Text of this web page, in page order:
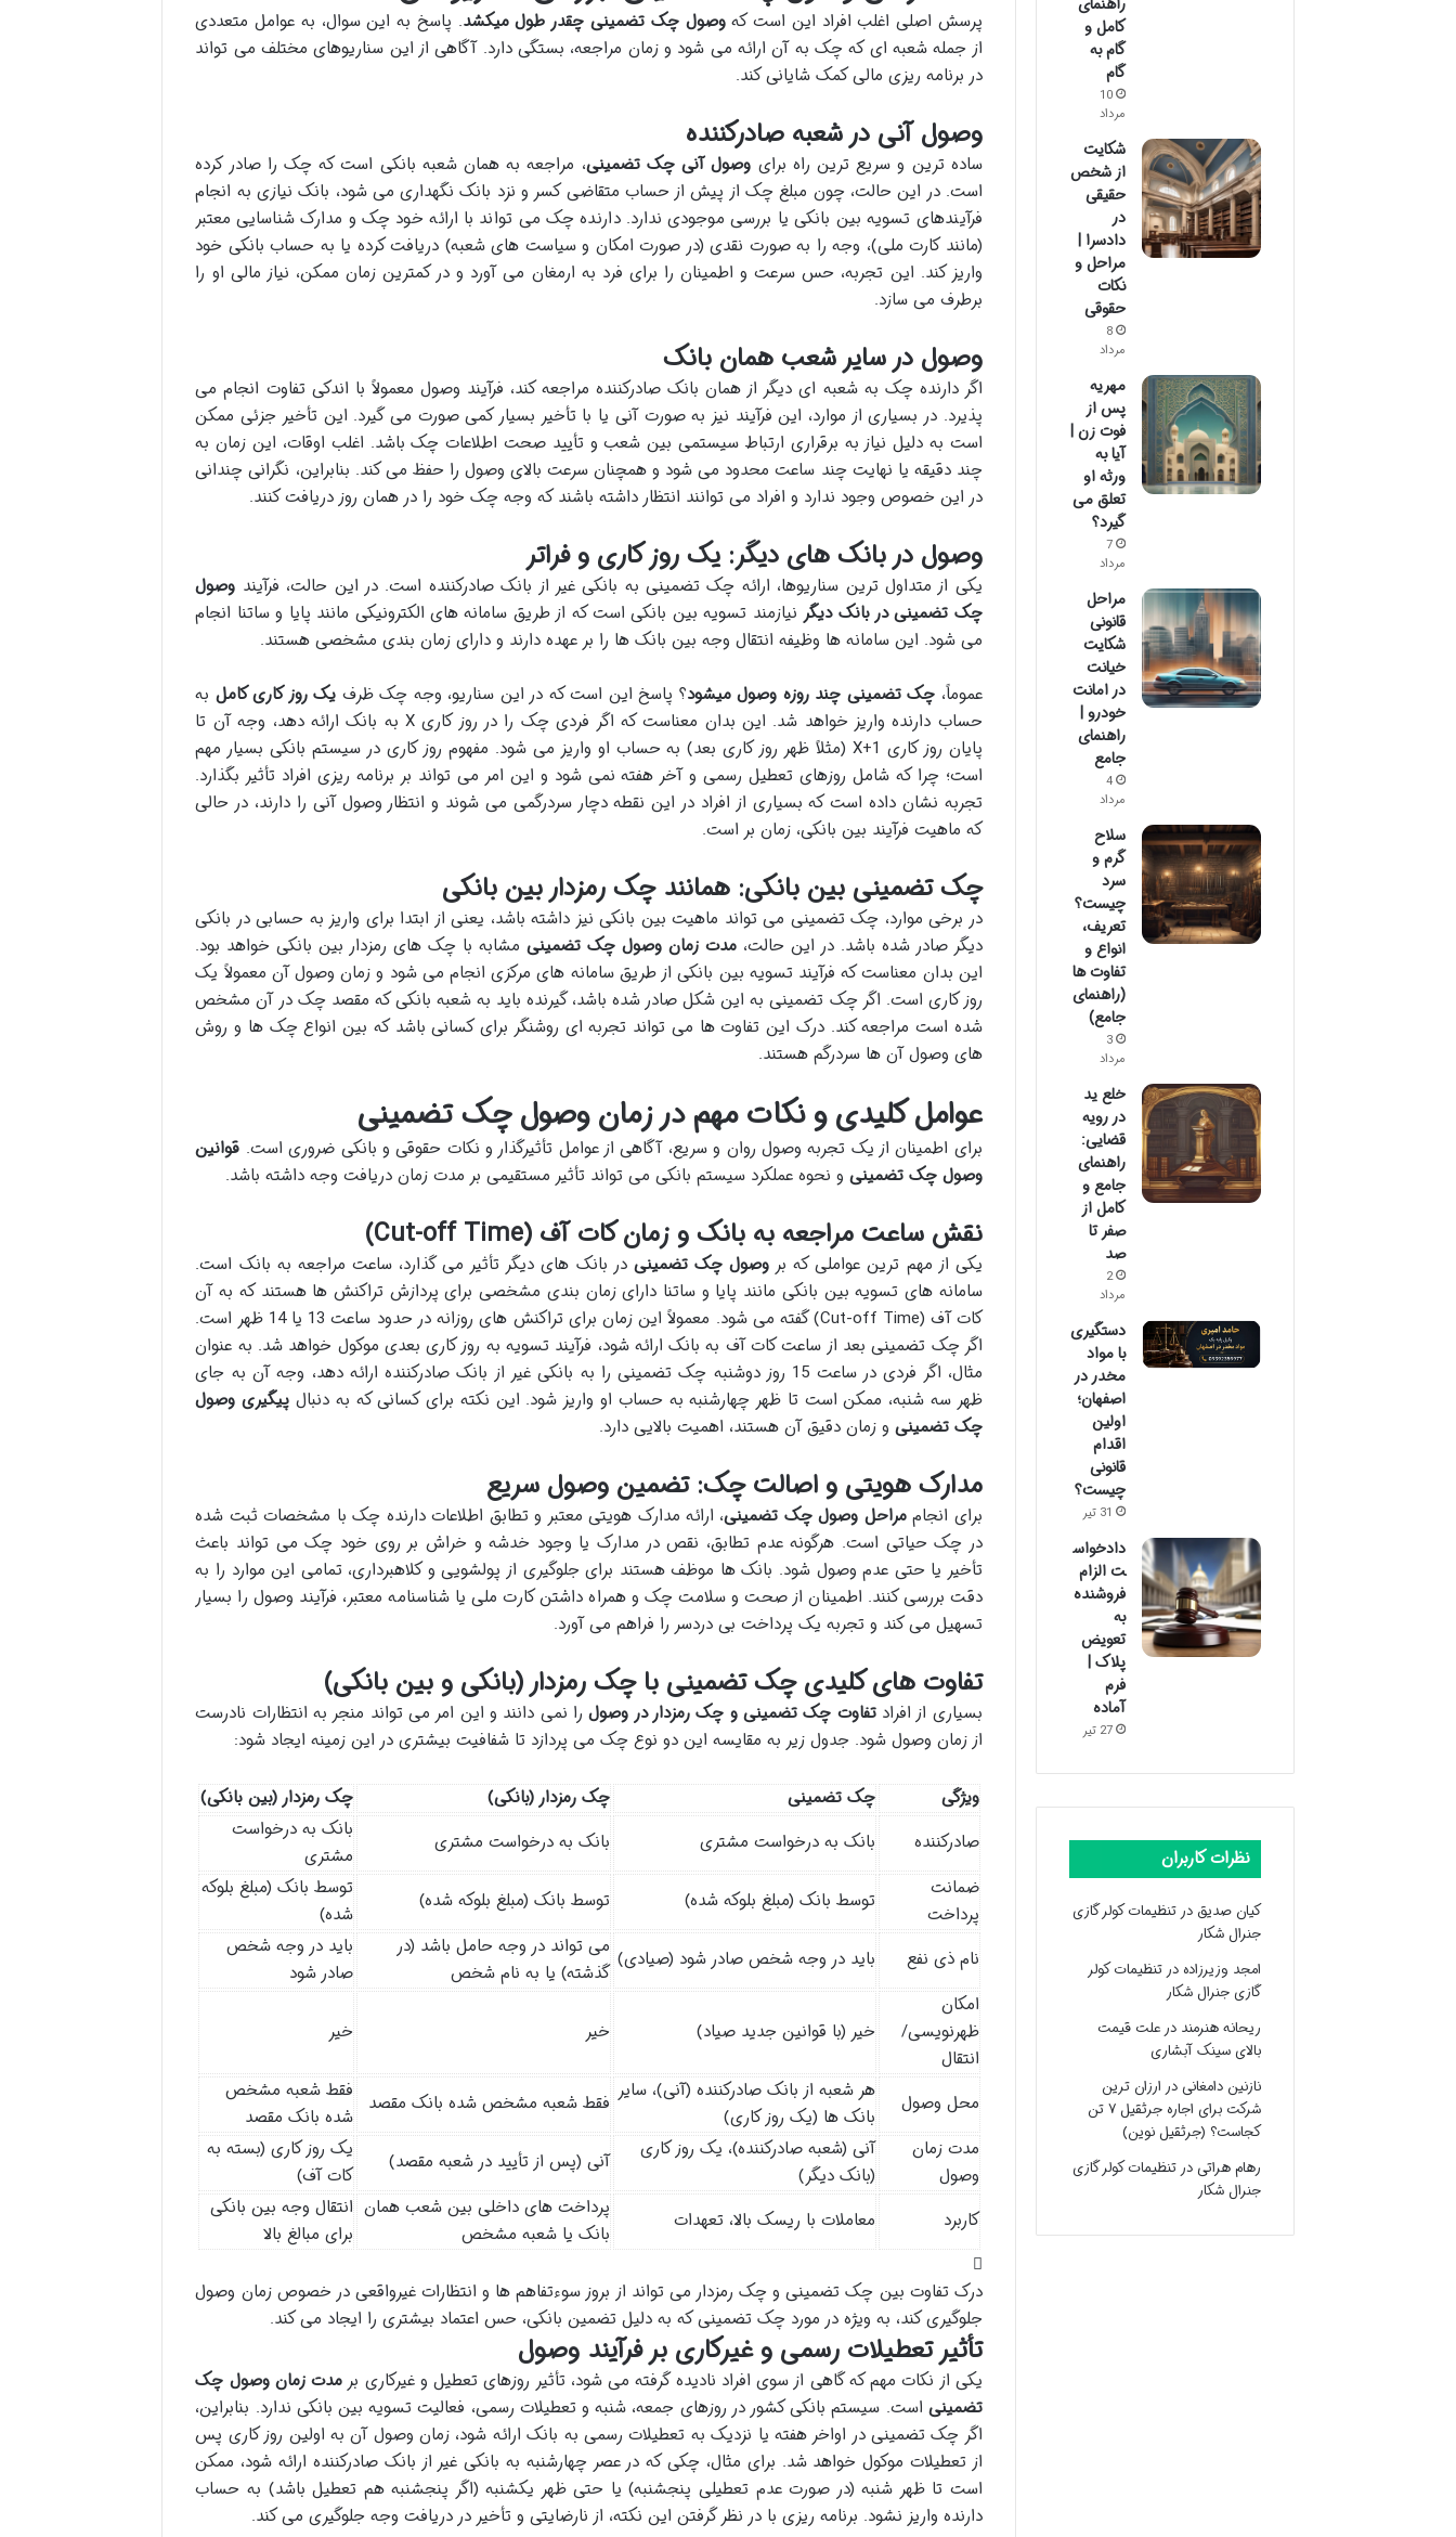
پرسش اصلی اغلب افراد این است کهوصول چک تضمینی چقدر طول میکشد. پاسخ به این سوال، به عوامل متعددی
از جمله شعبه ای که چک به آن ارائه می شود و زمان مراجعه، بستگی دارد. آگاهی از این سناریوهای مختلف می تواند
در برنامه ریزی مالی کمک شایانی کند.
وصول آنی در شعبه صادرکننده
ساده ترین و سریع ترین راه برای وصول آنی چک تضمینی، مراجعه به همان شعبه بانکی است که چک را صادر کرده
است. در این حالت، چون مبلغ چک از پیش از حساب متقاضی کسر و نزد بانک نگهداری می شود، بانک نیازی به انجام
فرآیندهای تسویه بین بانکی یا بررسی موجودی ندارد. دارنده چک می تواند با ارائه خود چک و مدارک شناسایی معتبر
(مانند کارت ملی)، وجه را به صورت نقدی (در صورت امکان و سیاست های شعبه) دریافت کرده یا به حساب بانکی خود
واریز کند. این تجربه، حس سرعت و اطمینان را برای فرد به ارمغان می آورد و در کمترین زمان ممکن، نیاز مالی او را
برطرف می سازد.
وصول در سایر شعب همان بانک
اگر دارنده چک به شعبه ای دیگر از همان بانک صادرکننده مراجعه کند، فرآیند وصول معمولاً با اندکی تفاوت انجام می
پذیرد. در بسیاری از موارد، این فرآیند نیز به صورت آنی یا با تأخیر بسیار کمی صورت می گیرد. این تأخیر جزئی ممکن
است به دلیل نیاز به برقراری ارتباط سیستمی بین شعب و تأیید صحت اطلاعات چک باشد. اغلب اوقات، این زمان به
چند دقیقه یا نهایت چند ساعت محدود می شود و همچنان سرعت بالای وصول را حفظ می کند. بنابراین، نگرانی چندانی
در این خصوص وجود ندارد و افراد می توانند انتظار داشته باشند که وجه چک خود را در همان روز دریافت کنند.
وصول در بانک های دیگر: یک روز کاری و فراتر
یکی از متداول ترین سناریوها، ارائه چک تضمینی به بانکی غیر از بانک صادرکننده است. در این حالت، فرآیند وصول
چک تضمینی در بانک دیگر نیازمند تسویه بین بانکی است که از طریق سامانه های الکترونیکی مانند پایا و ساتنا انجام
می شود. این سامانه ها وظیفه انتقال وجه بین بانک ها را بر عهده دارند و دارای زمان بندی مشخصی هستند.
عموماً، چک تضمینی چند روزه وصول میشود؟ پاسخ این است که در این سناریو، وجه چک ظرف یک روز کاری کامل به
حساب دارنده واریز خواهد شد. این بدان معناست که اگر فردی چک را در روز کاری X به بانک ارائه دهد، وجه آن تا
پایان روز کاری X+1 (مثلاً ظهر روز کاری بعد) به حساب او واریز می شود. مفهوم روز کاری در سیستم بانکی بسیار مهم
است؛ چرا که شامل روزهای تعطیل رسمی و آخر هفته نمی شود و این امر می تواند بر برنامه ریزی افراد تأثیر بگذارد.
تجربه نشان داده است که بسیاری از افراد در این نقطه دچار سردرگمی می شوند و انتظار وصول آنی را دارند، در حالی
که ماهیت فرآیند بین بانکی، زمان بر است.
چک تضمینی بین بانکی: همانند چک رمزدار بین بانکی
در برخی موارد، چک تضمینی می تواند ماهیت بین بانکی نیز داشته باشد، یعنی از ابتدا برای واریز به حسابی در بانکی
دیگر صادر شده باشد. در این حالت، مدت زمان وصول چک تضمینیمشابه با چک های رمزدار بین بانکی خواهد بود.
این بدان معناست که فرآیند تسویه بین بانکی از طریق سامانه های مرکزی انجام می شود و زمان وصول آن معمولاً یک
روز کاری است. اگر چک تضمینی به این شکل صادر شده باشد، گیرنده باید به شعبه بانکی که مقصد چک در آن مشخص
شده است مراجعه کند. درک این تفاوت ها می تواند تجربه ای روشنگر برای کسانی باشد که بین انواع چک ها و روش
های وصول آن ها سردرگم هستند.
عوامل کلیدی و نکات مهم در زمان وصول چک تضمینی
برای اطمینان از یک تجربه وصول روان و سریع، آگاهی از عوامل تأثیرگذار و نکات حقوقی و بانکی ضروری است. قوانین
وصول چک تضمینی و نحوه عملکرد سیستم بانکی می تواند تأثیر مستقیمی بر مدت زمان دریافت وجه داشته باشد.
نقش ساعت مراجعه به بانک و زمان کات آف (Cut-off Time)
یکی از مهم ترین عواملی که بر وصول چک تضمینی در بانک های دیگر تأثیر می گذارد، ساعت مراجعه به بانک است.
سامانه های تسویه بین بانکی مانند پایا و ساتنا دارای زمان بندی مشخصی برای پردازش تراکنش ها هستند که به آن
کات آف (Cut-off Time) گفته می شود. معمولاً این زمان برای تراکنش های روزانه در حدود ساعت 13 یا 14 ظهر است.
اگر چک تضمینی بعد از ساعت کات آف به بانک ارائه شود، فرآیند تسویه به روز کاری بعدی موکول خواهد شد. به عنوان
مثال، اگر فردی در ساعت 15 روز دوشنبه چک تضمینی را به بانکی غیر از بانک صادرکننده ارائه دهد، وجه آن به جای
ظهر سه شنبه، ممکن است تا ظهر چهارشنبه به حساب او واریز شود. این نکته برای کسانی که به دنبال پیگیری وصول
چک تضمینی و زمان دقیق آن هستند، اهمیت بالایی دارد.
مدارک هویتی و اصالت چک: تضمین وصول سریع
برای انجاممراحل وصول چک تضمینی، ارائه مدارک هویتی معتبر و تطابق اطلاعات دارنده چک با مشخصات ثبت شده
در چک حیاتی است. هرگونه عدم تطابق، نقص در مدارک یا وجود خدشه و خراش بر روی خود چک می تواند باعث
تأخیر یا حتی عدم وصول شود. بانک ها موظف هستند برای جلوگیری از پولشویی و کلاهبرداری، تمامی این موارد را به
دقت بررسی کنند. اطمینان از صحت و سلامت چک و همراه داشتن کارت ملی یا شناسنامه معتبر، فرآیند وصول را بسیار
تسهیل می کند و تجربه یک پرداخت بی دردسر را فراهم می آورد.
تفاوت های کلیدی چک تضمینی با چک رمزدار (بانکی و بین بانکی)
بسیاری از افرادتفاوت چک تضمینی و چک رمزدار در وصولرا نمی دانند و این امر می تواند منجر به انتظارات نادرست
از زمان وصول شود. جدول زیر به مقایسه این دو نوع چک می پردازد تا شفافیت بیشتری در این زمینه ایجاد شود:
ویژگی چک تضمینی چک رمزدار (بانکی)
چک رمزدار (بین بانکی)
صادرکننده
بانک به درخواست مشتری بانک به درخواست مشتری
بانک به درخواست
مشتری
ضمانت
پرداخت
توسط بانک (مبلغ بلوکه شده) توسط بانک (مبلغ بلوکه شده)
توسط بانک (مبلغ بلوکه
شده)
نام ذی نفع
باید در وجه شخص صادر شود (صیادی) می تواند در وجه حامل باشد (در
گذشته) یا به نام شخص
باید در وجه شخص
صادر شود
امکان
ظهرنویسی/
انتقال
خیر (با قوانین جدید صیاد) خیر خیر
محل وصول
هر شعبه از بانک صادرکننده (آنی)، سایر
بانک ها (یک روز کاری)
فقط شعبه مشخص شده بانک مقصد
فقط شعبه مشخص
شده بانک مقصد
مدت زمان
وصول
آنی (شعبه صادرکننده)، یک روز کاری
(بانک دیگر)
آنی (پس از تأیید در شعبه مقصد)
یک روز کاری (بسته به
کات آف)
کاربرد
معاملات با ریسک بالا، تعهدات
پرداخت های داخلی بین شعب همان
بانک یا شعبه مشخص
انتقال وجه بین بانکی
برای مبالغ بالا
درک تفاوت بین چک تضمینی و چک رمزدار می تواند از بروز سوءتفاهم ها و انتظارات غیرواقعی در خصوص زمان وصول
جلوگیری کند، به ویژه در مورد چک تضمینی که به دلیل تضمین بانکی، حس اعتماد بیشتری را ایجاد می کند.
تأثیر تعطیلات رسمی و غیرکاری بر فرآیند وصول
یکی از نکات مهم که گاهی از سوی افراد نادیده گرفته می شود، تأثیر روزهای تعطیل و غیرکاری بر مدت زمان وصول چک
تضمینی است. سیستم بانکی کشور در روزهای جمعه، شنبه و تعطیلات رسمی، فعالیت تسویه بین بانکی ندارد. بنابراین،
اگر چک تضمینی در اواخر هفته یا نزدیک به تعطیلات رسمی به بانک ارائه شود، زمان وصول آن به اولین روز کاری پس
از تعطیلات موکول خواهد شد. برای مثال، چکی که در عصر چهارشنبه به بانکی غیر از بانک صادرکننده ارائه شود، ممکن
است تا ظهر شنبه (در صورت عدم تعطیلی پنجشنبه) یا حتی ظهر یکشنبه (اگر پنجشنبه هم تعطیل باشد) به حساب
دارنده واریز نشود. برنامه ریزی با در نظر گرفتن این نکته، از نارضایتی و تأخیر در دریافت وجه جلوگیری می کند.
کامل و
گام به
گام
10
مرداد
شکایت
از شخص
حقیقی
در
دادسرا |
مراحل و
نکات
حقوقی
8
مرداد
مهریه
پس از
فوت زن |
آیا به
ورثه او
تعلق می
گیرد؟
7
مرداد
مراحل
قانونی
شکایت
خیانت
در امانت
خودرو |
راهنمای
جامع
4
مرداد
سلاح
گرم و
سرد
چیست؟
تعریف،
انواع و
تفاوت ها
(راهنمای
جامع)
3
مرداد
خلع ید
در رویه
قضایی:
راهنمای
جامع و
کامل از
صفر تا
صد
2
مرداد
دستگیری
با مواد
مخدر در
اصفهان؛
اولین
اقدام
قانونی
چیست؟
31 تیر
دادخواس
ت الزام
فروشنده
به
تعویض
پلاک |
فرم
آماده
27 تیر
نظرات کاربران
کیان صدیق درتنظیمات کولر گازی
جنرال شکار
امجد وزیرزاده درتنظیمات کولر
گازی جنرال شکار
ریحانه هنرمند درعلت قیمت
بالای سینک آبشاری
نازنین دامغانیدر ارزان ترین
شرکت برای اجاره جرثقیل ۷ تن
کجاست؟ (جرثقیل نوین)
رهام هراتیدرتنظیمات کولر گازی
جنرال شکار